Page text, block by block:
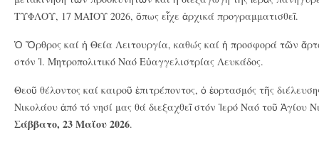
ΤΥΦΛΟΥ, 17 ΜΑΪΟΥ 2026, ὅπως εἶχε ἀρχικά προγραμματισθεῖ.
Ὁ Ὄρθρος καί ἡ Θεία Λειτουργία, καθώς καί ἡ προσφορά τῶν
στόν Ἱ. Μητροπολιτικό Ναό Εὐαγγελιστρίας Λευκάδος.
Θεοῦ θέλοντος καί καιροῦ ἐπιτρέποντος, ὁ ἑορτασμός τῆς
Νικολάου ἀπό τό νησί μας θά διεξαχθεῖ στόν Ἱερό Ναό τοῦ Ἁγίου
Σάββατο, 23 Μαΐου 2026.